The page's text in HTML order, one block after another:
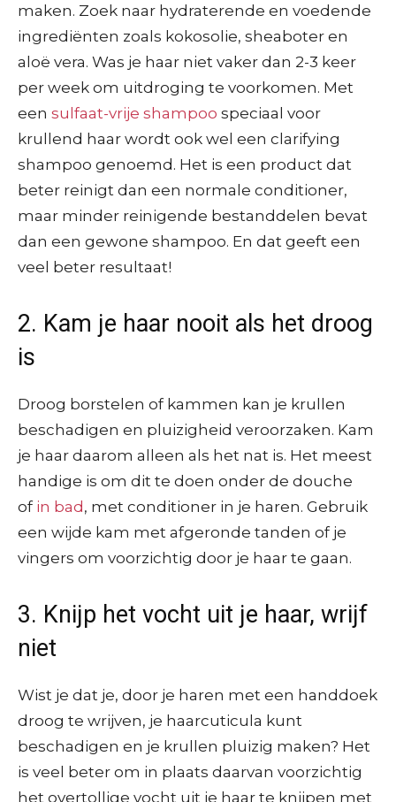
maken. Zoek naar hydraterende en voedende
ingrediënten zoals kokosolie, sheaboter en
aloë vera. Was je haar niet vaker dan 2-3 keer
per week om uitdroging te voorkomen. Met
een sulfaat-vrije shampoo speciaal voor
krullend haar wordt ook wel een clarifying
shampoo genoemd. Het is een product dat
beter reinigt dan een normale conditioner,
maar minder reinigende bestanddelen bevat
dan een gewone shampoo. En dat geeft een
veel beter resultaat!
2. Kam je haar nooit als het droog
is
Droog borstelen of kammen kan je krullen
beschadigen en pluizigheid veroorzaken. Kam
je haar daarom alleen als het nat is. Het meest
handige is om dit te doen onder de douche
of in bad, met conditioner in je haren. Gebruik
een wijde kam met afgeronde tanden of je
vingers om voorzichtig door je haar te gaan.
3. Knijp het vocht uit je haar, wrijf
niet
Wist je dat je, door je haren met een handdoek
droog te wrijven, je haarcuticula kunt
beschadigen en je krullen pluizig maken? Het
is veel beter om in plaats daarvan voorzichtig
het overtollige vocht uit je haar te knijpen met